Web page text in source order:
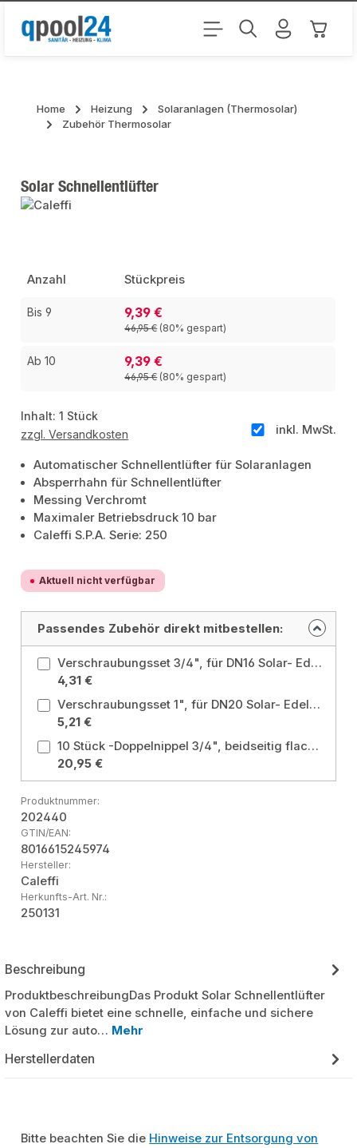
Zum Hauptinhalt springen
Home Heizung
Solaranlagen (Thermosolar)
Zubehör Thermosolar
Solar Schnellentlüfter
Anzahl
Stückpreis
Bis9 9,39 €
46,95 € (80% gespart)
Ab10 9,39 €
46,95 € (80% gespart)
Inhalt:1 Stück
inkl. MwSt.
zzgl. Versandkosten
Automatischer Schnellentlüfter für Solaranlagen
Absperrhahn für Schnellentlüfter
Messing Verchromt
Maximaler Betriebsdruck 10 bar
Caleffi S.P.A. Serie: 250
Aktuell nicht verfügbar
Passendes Zubehör direkt mitbestellen:
Verschraubungsset 3/4", für DN16 Solar- Edelstahlwellrohr, 2 x 2 x 2 Größe: 3/4" für DN16
4,31 €
Verschraubungsset 1", für DN20 Solar- Edelstahlwellrohr, 2 x 2 x 2 Größe: 1" für DN20
5,21 €
10 Stück -Doppelnippel 3/4", beidseitig flachdichtend, für Solar- Edelstahlwellrohr DN16 Größe: 3/4" für DN16
20,95 €
Produktnummer:
202440
GTIN/EAN:
8016615245974
Hersteller:
Caleffi
Herkunfts-Art. Nr.:
250131
Beschreibung
ProduktbeschreibungDas Produkt Solar Schnellentlüfter
von Caleffi bietet eine schnelle, einfache und sichere
Lösung zur auto… Mehr
Herstellerdaten
Bitte beachten Sie die Hinweise zur Entsorgung von